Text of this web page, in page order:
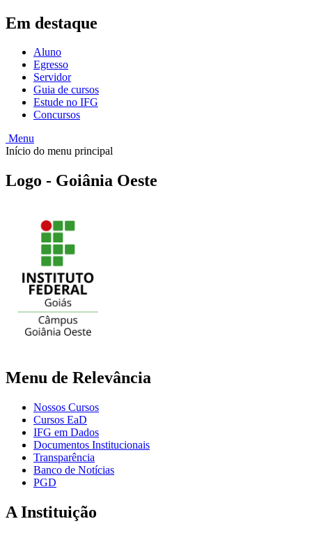
Em destaque
Aluno
Egresso
Servidor
Guia de cursos
Estude no IFG
Concursos
Menu
Início do menu principal
Logo - Goiânia Oeste
Menu de Relevância
Nossos Cursos
Cursos EaD
IFG em Dados
Documentos Institucionais
Transparência
Banco de Notícias
PGD
A Instituição